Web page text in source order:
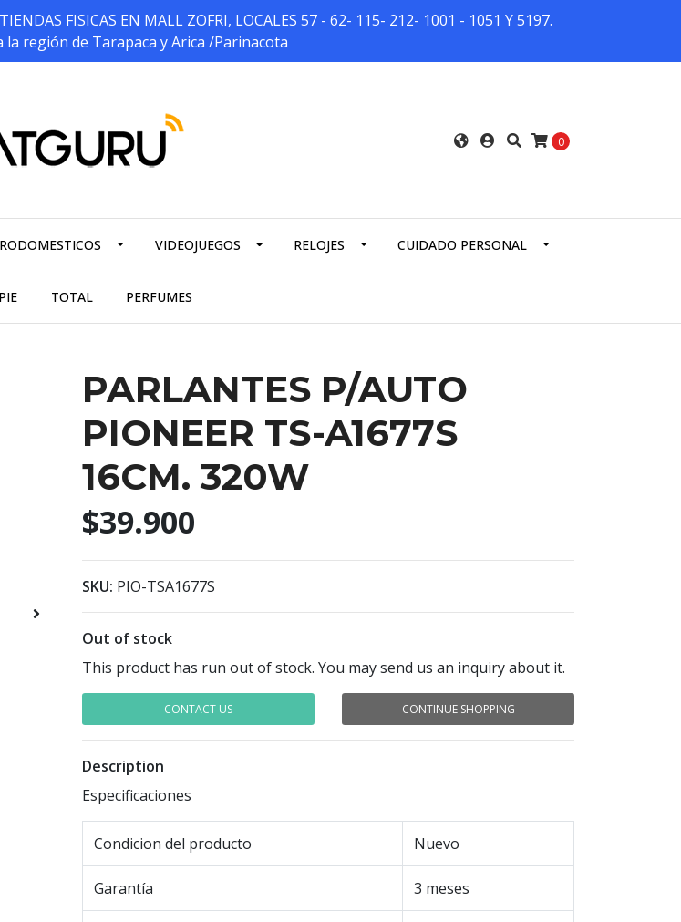
FISICAS EN MALL ZOFRI, LOCALES 57 - 62- 115- 212- 1001 - 1051 Y 5197.
la región de Tarapaca y Arica /Parinacota
0
VIDEOJUEGOS RELOJES CUIDADO PERSONAL
TOTAL PERFUMES
PARLANTES P/AUTO
PIONEER TS-A1677S
16CM. 320W
$39.900
SKU: PIO-TSA1677S
Out of stock
This product has run out of stock. You may send us an inquiry about it.
CONTACT US CONTINUE SHOPPING
Description
Especificaciones
Condicion del producto Nuevo
Garantía 3 meses